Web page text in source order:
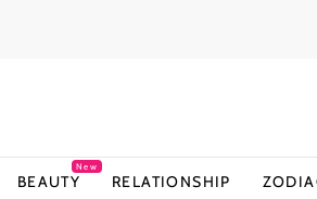
BEAUTY
New
RELATIONSHIP